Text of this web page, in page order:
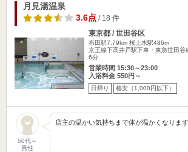
月見湯温泉
3.6点/ 18 件
東京都 / 世田谷区
布田駅7.79km 桜上水駅486m
京王線下高井戸駅下車・東急世田谷
6分
営業時間 15:30～23:00
入浴料金 550円～
日帰り 格安（1,000円以下）
50代～
男性
店主の温かい気持ちまで体が温かくなりま